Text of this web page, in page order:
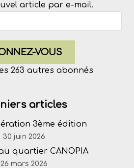
article par e-mail.
VOUS
263 autres abonnés
articles
3ème édition
30 juin 2026
quartier CANOPIA
26 mars 2026